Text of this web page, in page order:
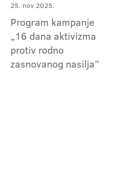
25. nov 2025.
Program kampanje
„16 dana aktivizma
protiv rodno
zasnovanog nasilja”